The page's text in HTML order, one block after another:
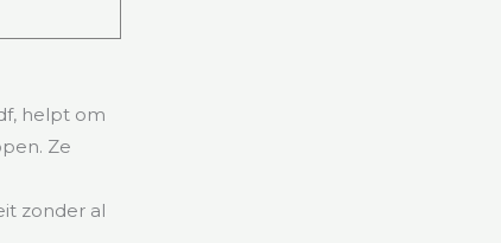
helpt om
Ze
zonder al